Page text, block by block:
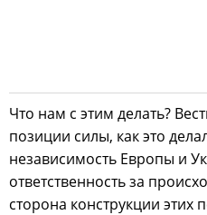
Что нам с этим делать?
позиции силы, как это
независимость Европы и
ответственность за
сторона конструкции этих